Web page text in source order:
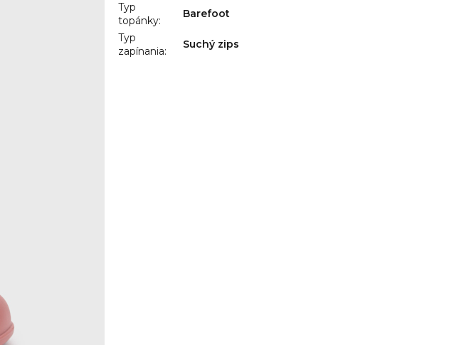
Typ
topánky:
Barefoot
Typ
zapínania:
Suchý zips